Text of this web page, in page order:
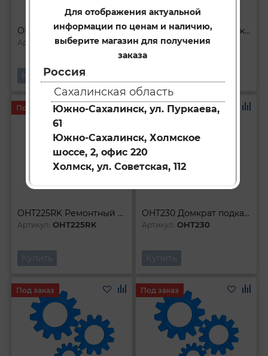
Для отображения актуальной
информации по ценам и наличию,
выберите магазин для получения
заказа
Россия
Сахалинская область
Южно-Сахалинск, ул. Пуркаева,
61
Южно-Сахалинск, Холмское
шоссе, 2, офис 220
Холмск, ул. Советская, 112
OHT203RK Ремонтный комплект для подкатного домкрата 3 т OHT203
Артикул: OHT203RK
Купить
OHT225C Домкрат подкатной 25 т с фиксатором в кейсе 140-387 мм
Артикул:OHT225C
OHT225RK Ремонтный комплект для подкатного домкрата с фиксатором 25 т OHT225C
Артикул:OHT225RK
Под заказ
Купить
OHT230 Домкрат подкатной 3 т гаражный двухпоршневой 133-485 мм
Артикул:OHT230
Под заказ
Купить
Под заказ Под заказ